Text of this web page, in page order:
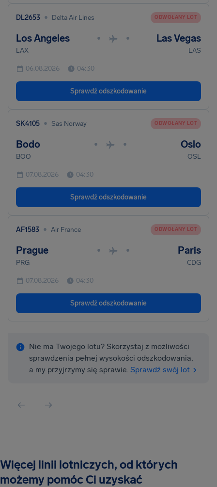
DL2653 • Delta Air Lines ODWOŁANY LOT
Los Angeles • • Las Vegas
LAX LAS
06.08.2026 04:30
Sprawdź odszkodowanie
SK4105 • Sas Norway ODWOŁANY LOT
Bodo • • Oslo
BOO OSL
07.08.2026 04:30
Sprawdź odszkodowanie
AF1583 • Air France ODWOŁANY LOT
Prague • • Paris
PRG CDG
07.08.2026 04:30
Sprawdź odszkodowanie
Nie ma Twojego lotu? Skorzystaj z możliwości
sprawdzenia pełnej wysokości odszkodowania,
a my przyjrzymy się sprawie. Sprawdź swój lot
Więcej linii lotniczych, od których
możemy pomóc Ci uzyskać